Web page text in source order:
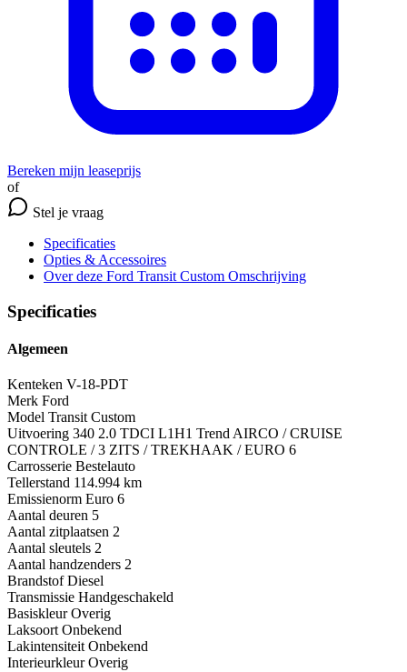
Bereken mijn leaseprijs
of
Stel je vraag
Specificaties
Opties & Accessoires
Over deze Ford Transit Custom Omschrijving
Specificaties
Algemeen
Kenteken V-18-PDT
Merk Ford
Model Transit Custom
Uitvoering 340 2.0 TDCI L1H1 Trend AIRCO / CRUISE
CONTROLE / 3 ZITS / TREKHAAK / EURO 6
Carrosserie Bestelauto
Tellerstand 114.994 km
Emissienorm Euro 6
Aantal deuren 5
Aantal zitplaatsen 2
Aantal sleutels 2
Aantal handzenders 2
Brandstof Diesel
Transmissie Handgeschakeld
Basiskleur Overig
Laksoort Onbekend
Lakintensiteit Onbekend
Interieurkleur Overig